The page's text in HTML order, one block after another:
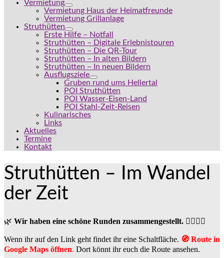
Vermietung
Vermietung Haus der Heimatfreunde
Vermietung Grillanlage
Struthütten
Erste Hilfe – Notfall
Struthütten – Digitale Erlebnistouren
Struthütten – Die QR-Tour
Struthütten – In alten Bildern
Struthütten – In neuen Bildern
Ausflugsziele
Gruben rund ums Hellertal
POI Struthütten
POI Wasser-Eisen-Land
POI Stahl-Zeit-Reisen
Kulinarisches
Links
Aktuelles
Termine
Kontakt
Struthütten – Im Wandel
der Zeit
🌿 Wir haben eine schöne Runden zusammengestellt. 🚶‍♀️🚴‍♂️
Wenn ihr auf den Link geht findet ihr eine Schaltfläche. 🧭 Route in
Google Maps öffnen. Dort könnt ihr euch die Route ansehen.